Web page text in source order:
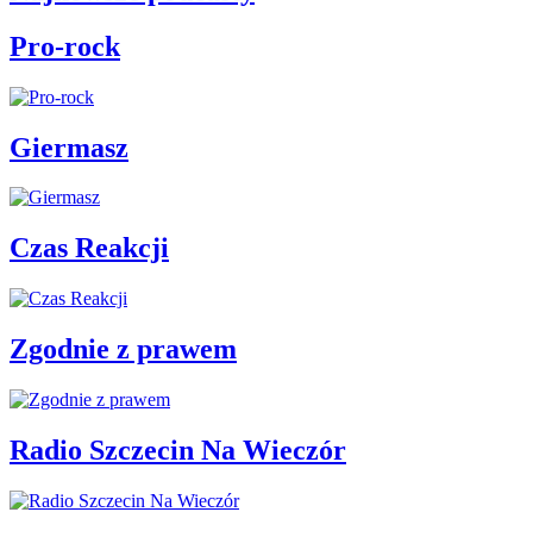
Pro-rock
Giermasz
Czas Reakcji
Zgodnie z prawem
Radio Szczecin Na Wieczór